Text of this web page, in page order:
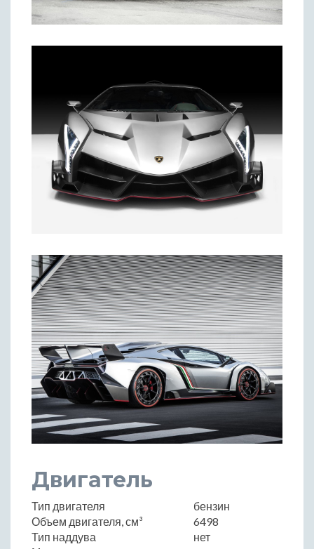
Двигатель
Тип двигателя
бензин
Объем двигателя, см³
6498
Тип наддува
нет